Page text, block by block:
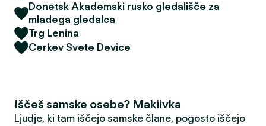
Donetsk Akademski rusko gledališče za
mladega gledalca
Trg Lenina
Cerkev Svete Device
Iščeš samske osebe? Makiivka
Ljudje, ki tam iščejo samske člane, pogosto iščejo